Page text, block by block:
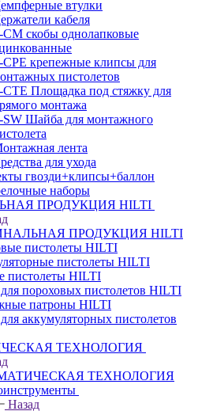
втулки
кабеля
CM скобы однолапковые
CPE крепежные клипсы для
пистолетов
CTE Площадка под стяжку для
монтажа
SW Шайба для монтажного
лента
для ухода
гвозди+клипсы+баллон
наборы
ПРОДУКЦИЯ HILTI
ПРОДУКЦИЯ HILTI
пистолеты HILTI
пистолеты HILTI
пистолеты HILTI
пороховых пистолетов HILTI
патроны HILTI
аккумуляторных пистолетов
ТЕХНОЛОГИЯ
ТЕХНОЛОГИЯ
Назад